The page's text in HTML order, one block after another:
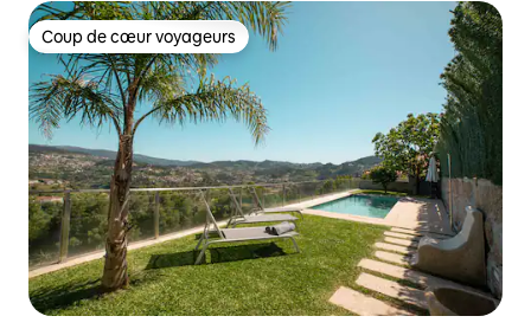
Coup de cœur voyageurs
Coup de cœur voyageurs